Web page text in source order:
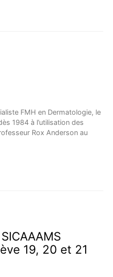
FMH en Dermatologie, le
1984 à l’utilisation des
Rox Anderson au
19, 20 et 21